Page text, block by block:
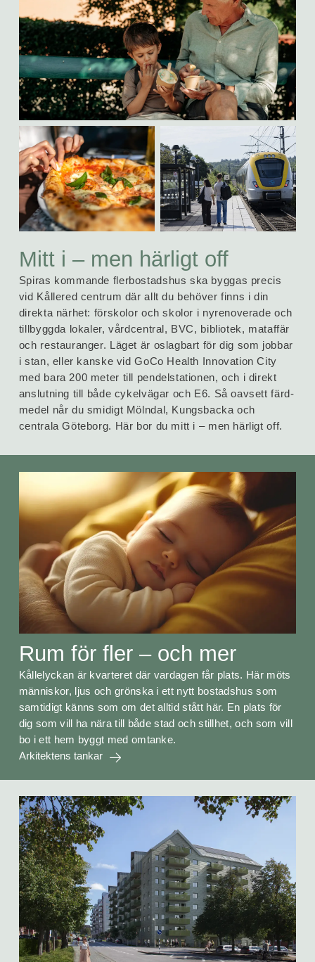
Mitt i – men härligt off
Spiras kommande fler­bostads­hus ska byggas precis
vid Kållered centrum där allt du behöver finns i din
direkta närhet: för­skolor och skolor i nyrenoverade och
tillbyggda lokaler, vård­central, BVC, biblio­tek, mat­affär
och resta­uran­ger. Läget är oslagbart för dig som jobbar
i stan, eller kanske vid GoCo Health Inno­vation City
med bara 200 meter till pendel­stationen, och i direkt
anslut­ning till både cykel­vägar och E6. Så oavsett färd­
medel når du smidigt Mölndal, Kungs­backa och
centrala Göteborg. Här bor du mitt i – men härligt off.
Rum för fler – och mer
Kållelyckan är kvarteret där vardagen får plats. Här möts
människor, ljus och grönska i ett nytt bostadshus som
samtidigt känns som om det alltid stått här. En plats för
dig som vill ha nära till både stad och stillhet, och som vill
bo i ett hem byggt med omtanke.
Arkitektens tankar